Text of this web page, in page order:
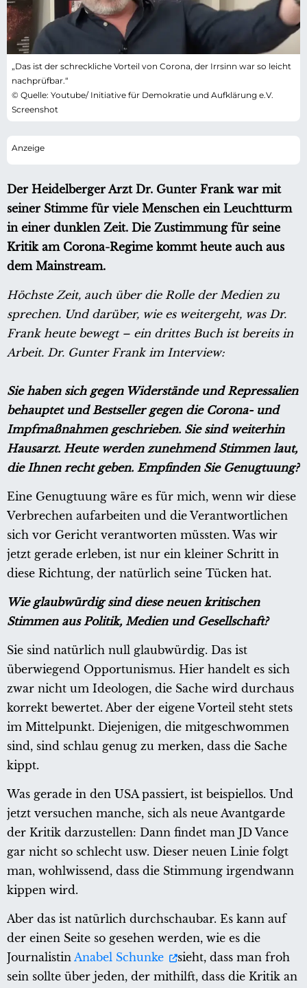
„Das ist der schreckliche Vorteil von Corona, der Irrsinn war so leicht
nachprüfbar.“
© Quelle: Youtube/ Initiative für Demokratie und Aufklärung e.V.
Screenshot
Der Heidelberger Arzt Dr. Gunter Frank war mit
seiner Stimme für viele Menschen ein Leuchtturm
in einer dunklen Zeit. Die Zustimmung für seine
Kritik am Corona-Regime kommt heute auch aus
dem Mainstream.
Höchste Zeit, auch über die Rolle der Medien zu
sprechen. Und darüber, wie es weitergeht, was Dr.
Frank heute bewegt – ein drittes Buch ist bereits in
Arbeit. Dr. Gunter Frank im Interview:
Sie haben sich gegen Widerstände und Repressalien
behauptet und Bestseller gegen die Corona- und
Impfmaßnahmen geschrieben. Sie sind weiterhin
Hausarzt. Heute werden zunehmend Stimmen laut,
die Ihnen recht geben. Empfinden Sie Genugtuung?
Eine Genugtuung wäre es für mich, wenn wir diese
Verbrechen aufarbeiten und die Verantwortlichen
sich vor Gericht verantworten müssten. Was wir
jetzt gerade erleben, ist nur ein kleiner Schritt in
diese Richtung, der natürlich seine Tücken hat.
Wie glaubwürdig sind diese neuen kritischen
Stimmen aus Politik, Medien und Gesellschaft?
Sie sind natürlich null glaubwürdig. Das ist
überwiegend Opportunismus. Hier handelt es sich
zwar nicht um Ideologen, die Sache wird durchaus
korrekt bewertet. Aber der eigene Vorteil steht stets
im Mittelpunkt. Diejenigen, die mitgeschwommen
sind, sind schlau genug zu merken, dass die Sache
kippt.
Was gerade in den USA passiert, ist beispiellos. Und
jetzt versuchen manche, sich als neue Avantgarde
der Kritik darzustellen: Dann findet man JD Vance
gar nicht so schlecht usw. Dieser neuen Linie folgt
man, wohlwissend, dass die Stimmung irgendwann
kippen wird.
Aber das ist natürlich durchschaubar. Es kann auf
der einen Seite so gesehen werden, wie es die
Journalistin Anabel Schunke
sieht, dass man froh
sein sollte über jeden, der mithilft, dass die Kritik an